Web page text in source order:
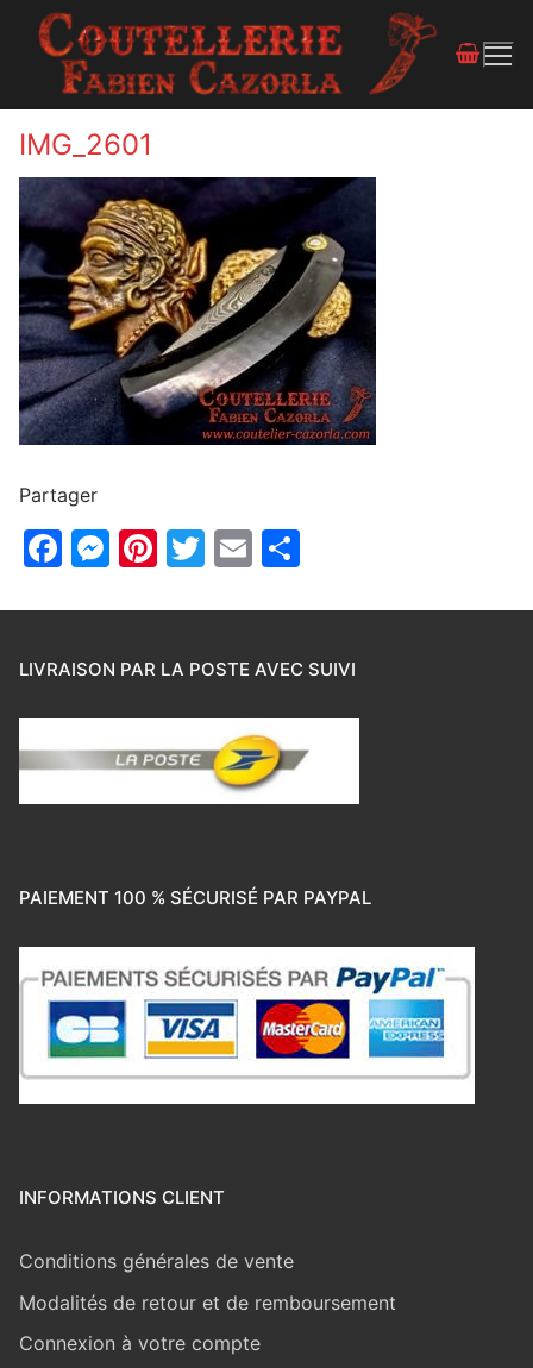
IMG_2601
Partager
Facebook
Messenger
Pinterest
Twitter
Email
LIVRAISON PAR LA POSTE AVEC SUIVI
PAIEMENT 100 % SÉCURISÉ PAR PAYPAL
INFORMATIONS CLIENT
Conditions générales de vente
Modalités de retour et de remboursement
Connexion à votre compte